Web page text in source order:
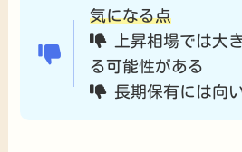
気になる点
上昇相場では大
る可能性がある
長期保有には向